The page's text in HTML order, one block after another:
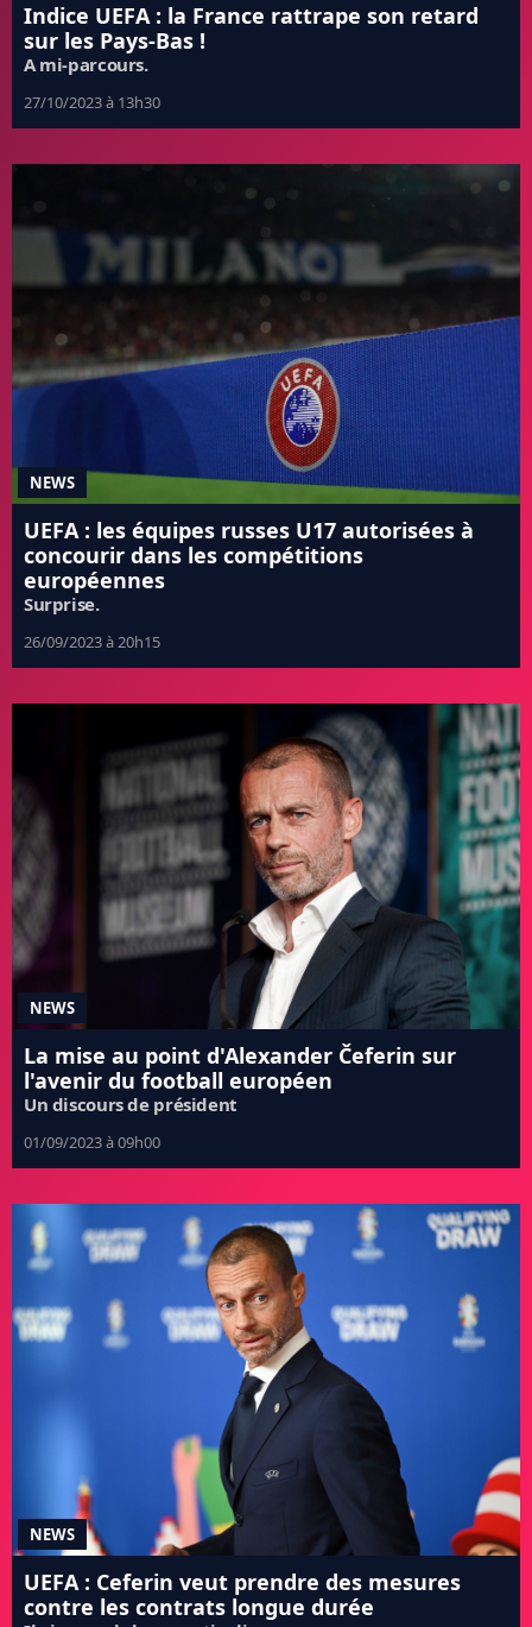
Indice UEFA : la France rattrape son retard
sur les Pays-Bas !
A mi-parcours.
27/10/2023 à 13h30
NEWS
UEFA : les équipes russes U17 autorisées à
concourir dans les compétitions
européennes
Surprise.
26/09/2023 à 20h15
NEWS
La mise au point d'Alexander Čeferin sur
l'avenir du football européen
Un discours de président
01/09/2023 à 09h00
NEWS
UEFA : Ceferin veut prendre des mesures
contre les contrats longue durée